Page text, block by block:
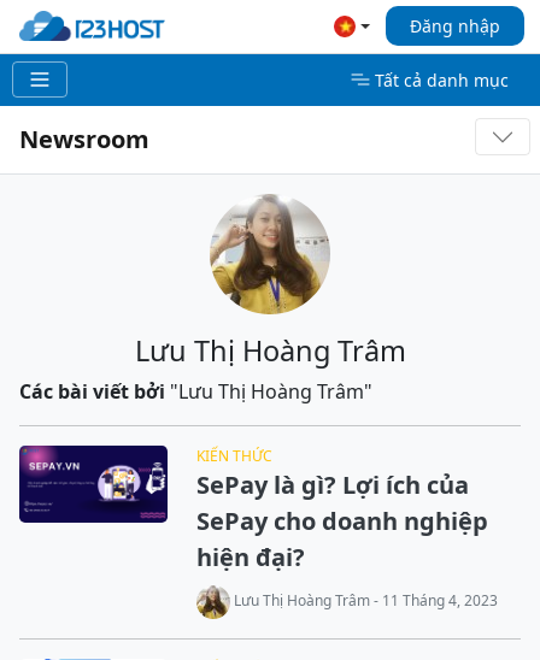
Đăng nhập
Tất cả danh mục
Newsroom
Lưu Thị Hoàng Trâm
Các bài viết bởi "Lưu Thị Hoàng Trâm"
KIẾN THỨC
SePay là gì? Lợi ích của
SePay cho doanh nghiệp
hiện đại?
Lưu Thị Hoàng Trâm - 11 Tháng 4, 2023